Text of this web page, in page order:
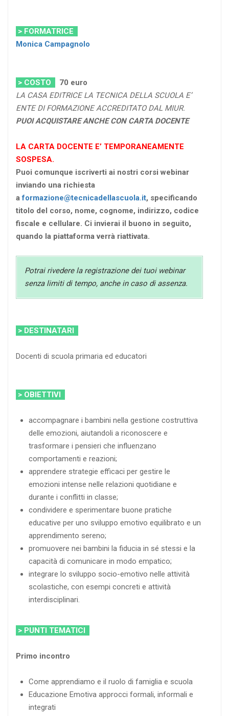
> FORMATRICE
Monica Campagnolo
> COSTO 70 euro
LA CASA EDITRICE LA TECNICA DELLA SCUOLA E’
ENTE DI FORMAZIONE ACCREDITATO DAL MIUR.
PUOI ACQUISTARE ANCHE CON CARTA DOCENTE
LA CARTA DOCENTE E’ TEMPORANEAMENTE
SOSPESA.
Puoi comunque iscriverti ai nostri corsi webinar
inviando una richiesta
aformazione@tecnicadellascuola.it, specificando
titolo del corso, nome, cognome, indirizzo, codice
fiscale e cellulare. Ci invierai il buono in seguito,
quando la piattaforma verrà riattivata.
Potrai rivedere la registrazione dei tuoi webinar
senza limiti di tempo, anche in caso di assenza.
> DESTINATARI
Docenti di scuola primaria ed educatori
> OBIETTIVI
accompagnare i bambini nella gestione costruttiva
delle emozioni, aiutandoli a riconoscere e
trasformare i pensieri che influenzano
comportamenti e reazioni;
apprendere strategie efficaci per gestire le
emozioni intense nelle relazioni quotidiane e
durante i conflitti in classe;
condividere e sperimentare buone pratiche
educative per uno sviluppo emotivo equilibrato e un
apprendimento sereno;
promuovere nei bambini la fiducia in sé stessi e la
capacità di comunicare in modo empatico;
integrare lo sviluppo socio-emotivo nelle attività
scolastiche, con esempi concreti e attività
interdisciplinari.
> PUNTI TEMATICI
Primo incontro
Come apprendiamo e il ruolo di famiglia e scuola
Educazione Emotiva approcci formali, informali e
integrati